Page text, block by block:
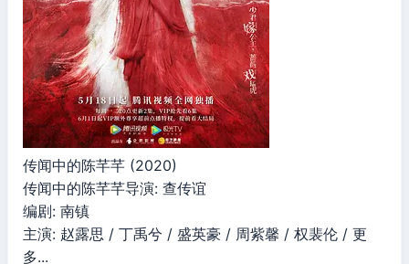
传闻中的陈芊芊 (2020)
传闻中的陈芊芊导演: 查传谊
编剧: 南镇
主演: 赵露思 / 丁禹兮 / 盛英豪 / 周紫馨 / 权裴伦 / 更
多...